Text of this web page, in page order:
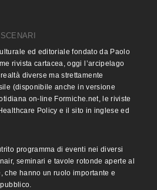
ed editoriale fondato da Paolo
rivista cartacea, oggi l’arcipelago
diverse ma strettamente
(disponibile anche in versione
on-line Formiche.net, le riviste
Policy e il sito in inglese ed
programma di eventi nei diversi
seminari e tavole rotonde aperte al
che hanno un ruolo importante e